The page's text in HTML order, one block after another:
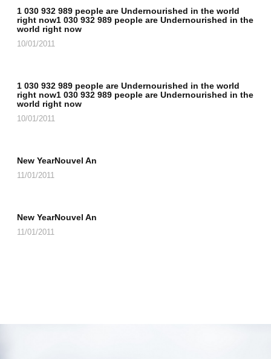
1 030 932 989 people are Undernourished in the world
right now1 030 932 989 people are Undernourished in the
world right now
10/01/2011
1 030 932 989 people are Undernourished in the world
right now1 030 932 989 people are Undernourished in the
world right now
10/01/2011
New YearNouvel An
11/01/2011
New YearNouvel An
11/01/2011